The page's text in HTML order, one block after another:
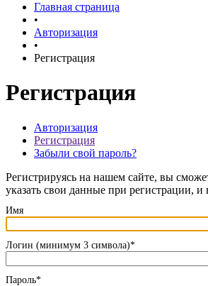
Главная страница
•
Авторизация
•
Регистрация
Регистрация
Авторизация
Регистрация
Забыли свой пароль?
Регистрируясь на нашем сайте, вы
указать свои данные при регистрации, и
Имя
Логин (минимум 3 символа)*
Пароль*